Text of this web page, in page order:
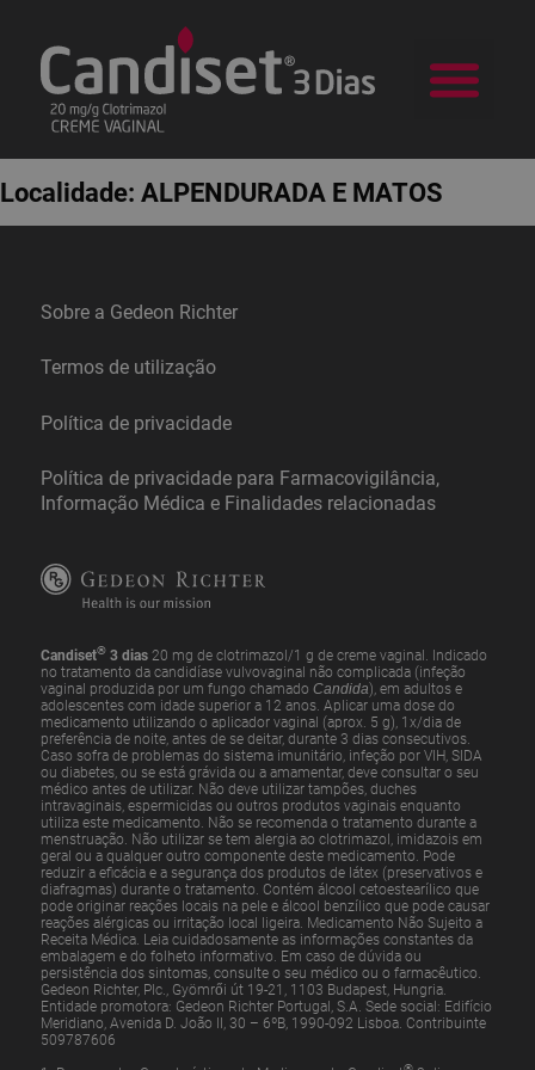
Localidade: ALPENDURADA E MATOS
Sobre a Gedeon Richter
Termos de utilização
Política de privacidade
Política de privacidade para Farmacovigilância,
Informação Médica e Finalidades relacionadas
Candiset®3 dias20 mg de clotrimazol/1 g de creme vaginal. Indicado
no tratamento da candidíase vulvovaginal não complicada (infeção
vaginal produzida por um fungo chamado Candida), em adultos e
adolescentes com idade superior a 12 anos. Aplicar uma dose do
medicamento utilizando o aplicador vaginal (aprox. 5 g), 1x/dia de
preferência de noite, antes de se deitar, durante 3 dias consecutivos.
Caso sofra de problemas do sistema imunitário, infeção por VIH, SIDA
ou diabetes, ou se está grávida ou a amamentar, deve consultar o seu
médico antes de utilizar. Não deve utilizar tampões, duches
intravaginais, espermicidas ou outros produtos vaginais enquanto
utiliza este medicamento. Não se recomenda o tratamento durante a
menstruação. Não utilizar se tem alergia ao clotrimazol, imidazois em
geral ou a qualquer outro componente deste medicamento. Pode
reduzir a eficácia e a segurança dos produtos de látex (preservativos e
diafragmas) durante o tratamento. Contém álcool cetoestearílico que
pode originar reações locais na pele e álcool benzílico que pode causar
reações alérgicas ou irritação local ligeira. Medicamento Não Sujeito a
Receita Médica. Leia cuidadosamente as informações constantes da
embalagem e do folheto informativo. Em caso de dúvida ou
persistência dos sintomas, consulte o seu médico ou o farmacêutico.
Gedeon Richter, Plc., Gyömrői út 19-21, 1103 Budapest, Hungria.
Entidade promotora: Gedeon Richter Portugal, S.A. Sede social: Edifício
Meridiano, Avenida D. João II, 30 – 6ºB, 1990-092 Lisboa. Contribuinte
509787606